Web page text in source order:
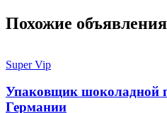
Похожие объявления
Super Vip
Упаковщик шоколадной
Германии